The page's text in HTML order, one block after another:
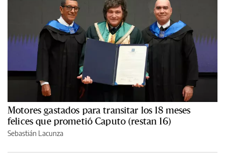
Motores gastados para transitar los 18 meses
felices que prometió Caputo (restan 16)
Sebastián Lacunza